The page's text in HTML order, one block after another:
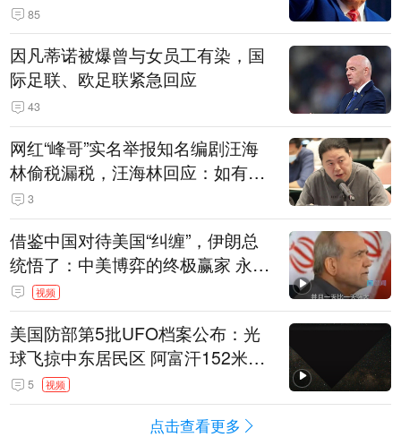
85
因凡蒂诺被爆曾与女员工有染，国
际足联、欧足联紧急回应
43
网红“峰哥”实名举报知名编剧汪海
林偷税漏税，汪海林回应：如有违
法行为，相关机构自会进行评判和
处理
3
借鉴中国对待美国“纠缠”，伊朗总
统悟了：中美博弈的终极赢家 永远
是埋头发展的那一国 伊朗要学中
国“做好自己的事”
视频
美国防部第5批UFO档案公布：光
球飞掠中东居民区 阿富汗152米三
角形遮蔽星光
5 视频
点击查看更多